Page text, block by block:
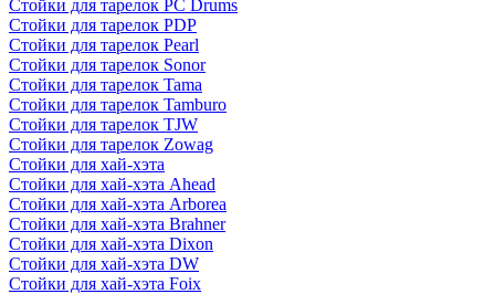
Стойки для тарелок PC Drums
Стойки для тарелок PDP
Стойки для тарелок Pearl
Стойки для тарелок Sonor
Стойки для тарелок Tama
Стойки для тарелок Tamburo
Стойки для тарелок TJW
Стойки для тарелок Zowag
Стойки для хай-хэта
Стойки для хай-хэта Ahead
Стойки для хай-хэта Arborea
Стойки для хай-хэта Brahner
Стойки для хай-хэта Dixon
Стойки для хай-хэта DW
Стойки для хай-хэта Foix